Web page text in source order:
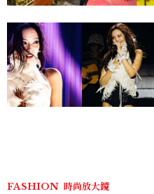
FASHION 時尚放大鏡